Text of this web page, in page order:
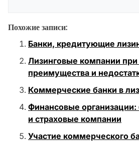
Похожие записи:
Банки, кредитующие
Лизинговые компании при
преимущества и
Коммерческие банки в
Финансовые организации:
и страховые компании
Участие коммерческого